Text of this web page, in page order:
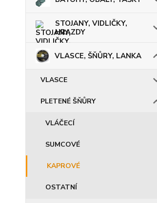
STOJANY, VIDLIČKY,
HRAZDY
VLASCE, ŠŇŮRY, LANKA
VLASCE
PLETENÉ ŠŇŮRY
VLÁČECÍ
SUMCOVÉ
KAPROVÉ
OSTATNÍ